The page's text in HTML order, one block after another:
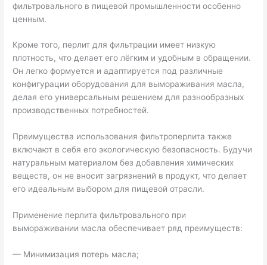
фильтровального в пищевой промышленности особенно
ценным.
Кроме того, перлит для фильтрации имеет низкую
плотность, что делает его лёгким и удобным в обращении.
Он легко формуется и адаптируется под различные
конфигурации оборудования для вымораживания масла,
делая его универсальным решением для разнообразных
производственных потребностей.
Преимущества использования фильтроперлита также
включают в себя его экологическую безопасность. Будучи
натуральным материалом без добавления химических
веществ, он не вносит загрязнений в продукт, что делает
его идеальным выбором для пищевой отрасли.
Применение перлита фильтровального при
вымораживании масла обеспечивает ряд преимуществ:
— Минимизация потерь масла;